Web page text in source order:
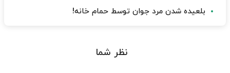
بلعیده شدن مرد جوان توسط حمام خانه!
نظر شما